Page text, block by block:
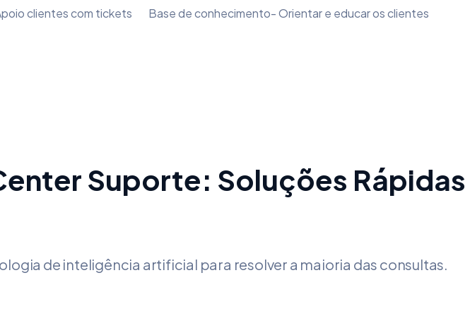
clientes com tickets Base de conhecimento- Orientar e educar os clientes
Suporte: Soluções Rápidas
de inteligência artificial para resolver a maioria das consultas.